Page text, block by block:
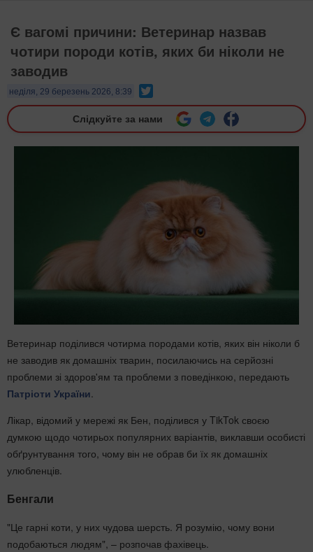
Є вагомі причини: Ветеринар назвав
чотири породи котів, яких би ніколи не
заводив
неділя, 29 березень 2026, 8:39
Слідкуйте за нами
Ветеринар поділився чотирма породами котів, яких він ніколи б
не заводив як домашніх тварин, посилаючись на серйозні
проблеми зі здоров'ям та проблеми з поведінкою, передають
Патріоти України.
Лікар, відомий у мережі як Бен, поділився у TikTok своєю
думкою щодо чотирьох популярних варіантів, виклавши особисті
обґрунтування того, чому він не обрав би їх як домашніх
улюбленців.
Бенгали
"Це гарні коти, у них чудова шерсть. Я розумію, чому вони
подобаються людям", – розпочав фахівець.